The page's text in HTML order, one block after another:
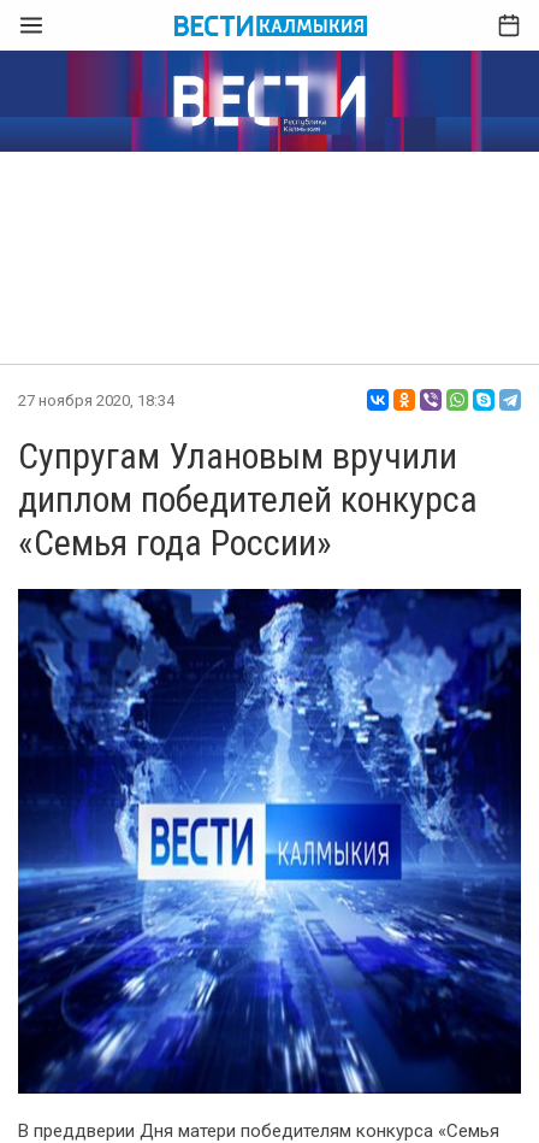
27 ноября 2020, 18:34
Супругам Улановым вручили
диплом победителей конкурса
«Семья года России»
В преддверии Дня матери победителям конкурса «Семья